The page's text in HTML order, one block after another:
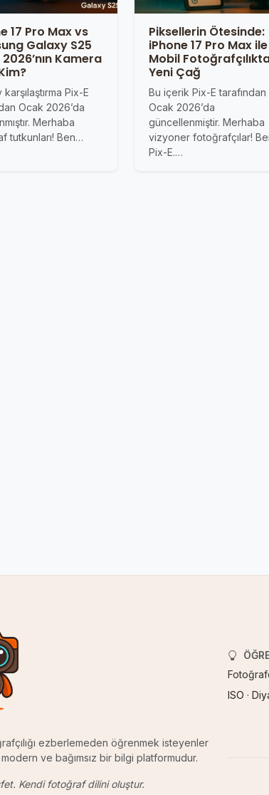
17 Pro Max vs
Galaxy S25
Kamera
Pix-E
Ocak 2026’da
Merhaba
tutkunları! Ben…
Piksellerin Ötesinde:
iPhone 17 Pro Max ile
Mobil
Yeni Çağ
Bu içerik Pix-E tarafından
Ocak 2026’da
güncellenmiştir. Merhaba
vizyoner fotoğrafçılar!
Pix-E.…
ezberlemeden öğrenmek isteyenler
modern ve bağımsız bir bilgi platformudur.
Kendi fotoğraf dilini oluştur.
ISO ·